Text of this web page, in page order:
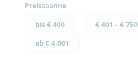
Preisspanne
bis € 400
€ 401 - € 750
ab € 4.001